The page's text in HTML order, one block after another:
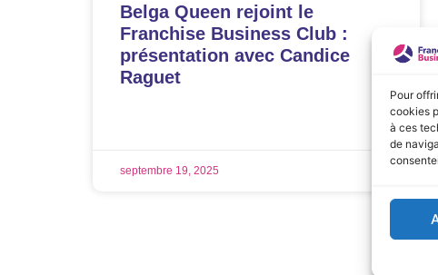
Pour
cookies
à ces
de
Belga Queen rejoint le
Franchise Business Club :
présentation avec Candice
Raguet
septembre 19, 2025